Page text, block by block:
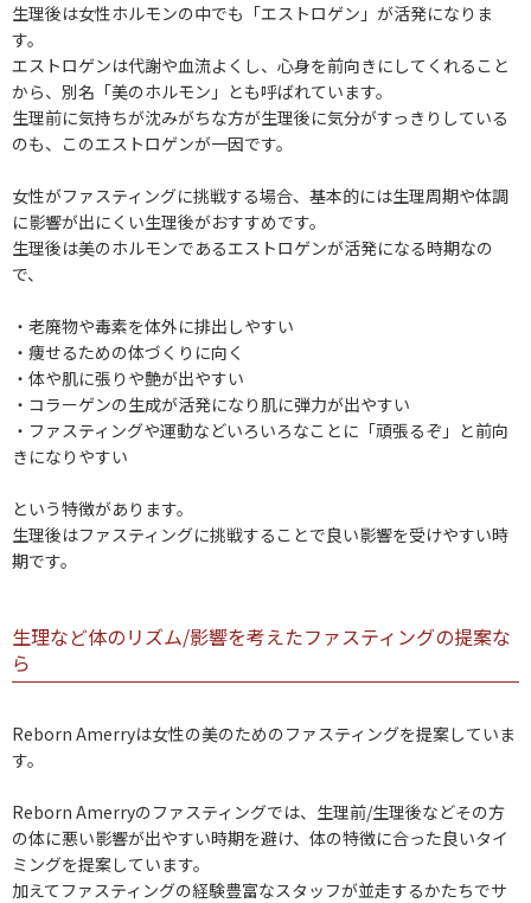
生理後は女性ホルモンの中でも「エストロゲン」が活発になりま
す。
エストロゲンは代謝や血流よくし、心身を前向きにしてくれること
から、別名「美のホルモン」とも呼ばれています。
生理前に気持ちが沈みがちな方が生理後に気分がすっきりしている
のも、このエストロゲンが一因です。
女性がファスティングに挑戦する場合、基本的には生理周期や体調
に影響が出にくい生理後がおすすめです。
生理後は美のホルモンであるエストロゲンが活発になる時期なの
で、
・老廃物や毒素を体外に排出しやすい
・痩せるための体づくりに向く
・体や肌に張りや艶が出やすい
・コラーゲンの生成が活発になり肌に弾力が出やすい
・ファスティングや運動などいろいろなことに「頑張るぞ」と前向
きになりやすい
という特徴があります。
生理後はファスティングに挑戦することで良い影響を受けやすい時
期です。
生理など体のリズム/影響を考えたファスティングの提案な
ら
Reborn Amerryは女性の美のためのファスティングを提案していま
す。
Reborn Amerryのファスティングでは、生理前/生理後などその方
の体に悪い影響が出やすい時期を避け、体の特徴に合った良いタイ
ミングを提案しています。
加えてファスティングの経験豊富なスタッフが並走するかたちでサ